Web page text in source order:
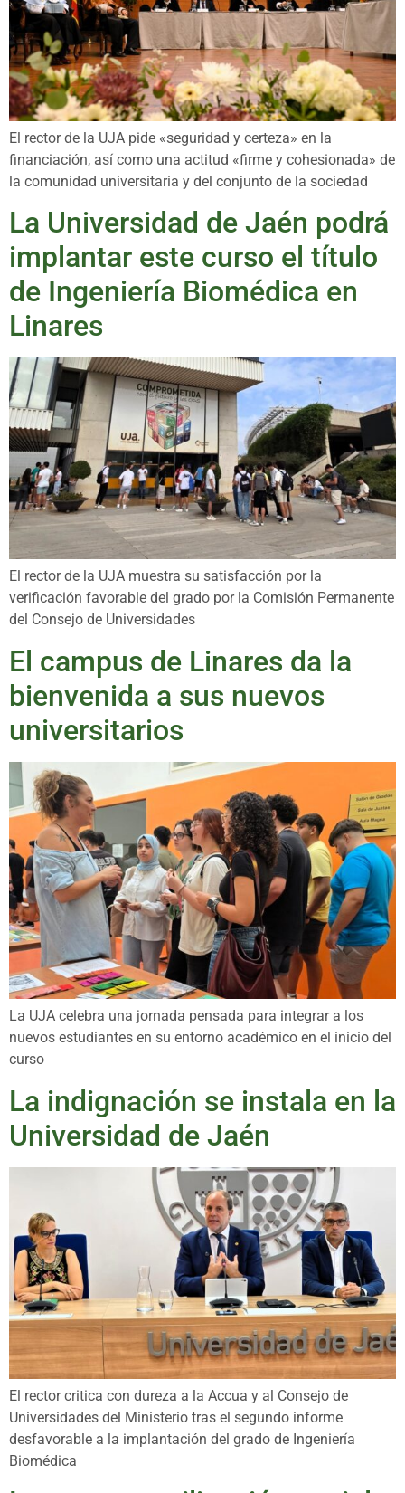
El rector de la UJA pide «seguridad y certeza» en la
financiación, así como una actitud «firme y cohesionada» de
la comunidad universitaria y del conjunto de la sociedad
La Universidad de Jaén podrá
implantar este curso el título
de Ingeniería Biomédica en
Linares
El rector de la UJA muestra su satisfacción por la
verificación favorable del grado por la Comisión Permanente
del Consejo de Universidades
El campus de Linares da la
bienvenida a sus nuevos
universitarios
La UJA celebra una jornada pensada para integrar a los
nuevos estudiantes en su entorno académico en el inicio del
curso
La indignación se instala en la
Universidad de Jaén
El rector critica con dureza a la Accua y al Consejo de
Universidades del Ministerio tras el segundo informe
desfavorable a la implantación del grado de Ingeniería
Biomédica